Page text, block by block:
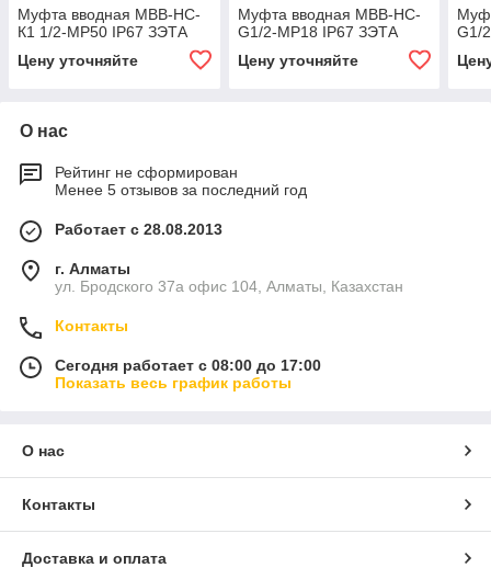
Муфта вводная МВВ-НС-
К1 1/2-МР50 IP67 ЗЭТА
Цену уточняйте
Муфта вводная МВВ-НС-
G1/2-МР18 IP67 ЗЭТА
Цену уточняйте
G1/
О нас
Рейтинг не сформирован
Менее 5 отзывов за последний год
Работает с 28.08.2013
г. Алматы
ул. Бродского 37а офис 104, Алматы, Казахстан
Контакты
Сегодня работает с 08:00 до 17:00
Показать весь график работы
О нас
Контакты
Доставка и оплата